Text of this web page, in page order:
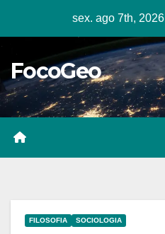
sex. ago 7th, 2026
FocoGeo
FILOSOFIA SOCIOLOGIA